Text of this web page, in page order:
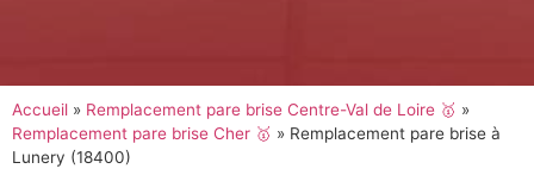
Accueil » Remplacement pare brise Centre-Val de Loire 🥇 »
Remplacement pare brise Cher 🥇 » Remplacement pare brise à
Lunery (18400)